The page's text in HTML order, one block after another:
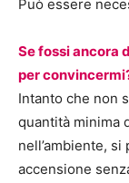
Può essere
Se fossi ancora
per
Intanto che non
quantità minima
nell’ambiente,
accensione